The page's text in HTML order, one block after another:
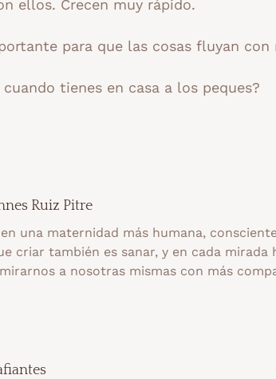
ellos. Crecen muy rápido.
para que las cosas fluyan
tienes en casa a los peques?
Ruiz Pitre
una maternidad más humana,
criar también es sanar, y en cada
a nosotras mismas con más